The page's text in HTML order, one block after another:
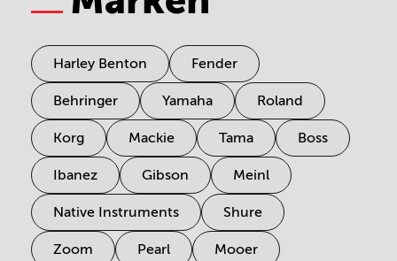
Harley Benton Fender
Behringer Yamaha Roland
Korg Mackie Tama Boss
Ibanez Gibson Meinl
Native Instruments Shure
Zoom Pearl Mooer